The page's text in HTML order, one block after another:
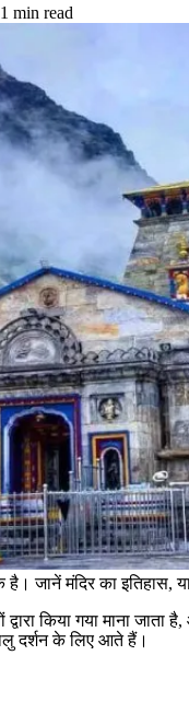
1 min read
जानें मंदिर का इतिहास,
द्वारा किया गया माना
दर्शन के लिए आते हैं।